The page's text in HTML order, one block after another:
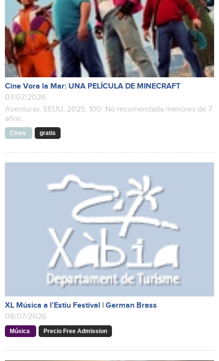
Cine Vora la Mar: UNA PELÍCULA DE MINECRAFT
07/07/2026
Aventuras, EEUU, 2025, 100’ No recomendada menores de 7
años.
Cines gratis
XL Música a l’Estiu Festival | German Brass
08/07/2026
Música Precio Free Admission